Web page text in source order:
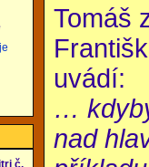
č.
Tomáš
uvádí:
…
nad